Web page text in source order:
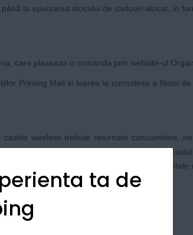
ta de
la epuizarea stocului de cadouri alocat, în
care plaseaza o comanda prin website-ul
Printing Mall si luarea la cunostinta a Notei
wireless trebuie returnate concomitent,
se restituie exclusiv contravaloarea
retur, conditiile de acceptare si
a3-vine-cu-bonusuri-pe-masura